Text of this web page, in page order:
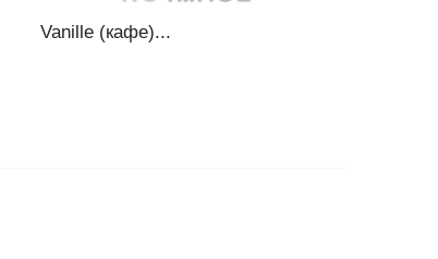
Vanille (кафе)...